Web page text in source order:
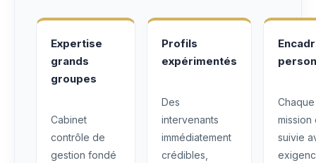
Expertise
grands
groupes
Cabinet
contrôle de
gestion fondé
Profils
expérimentés
Des
intervenants
immédiatement
crédibles,
Chaque
mission
suivie